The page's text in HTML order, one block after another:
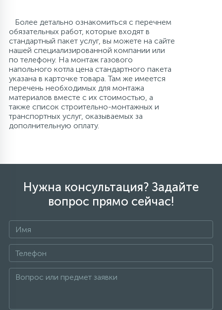
Более детально ознакомиться с перечнем
обязательных работ, которые входят в
стандартный пакет услуг, вы можете на сайте
нашей специализированной компании или
по телефону. На монтаж газового
напольного котла цена стандартного пакета
указана в карточке товара. Там же имеется
перечень необходимых для монтажа
материалов вместе с их стоимостью, а
также список строительно-монтажных и
транспортных услуг, оказываемых за
дополнительную оплату.
Нужна консультация? Задайте
вопрос прямо сейчас!